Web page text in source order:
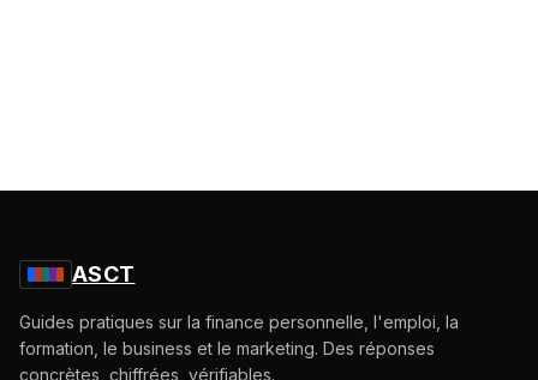
ASCT
Guides pratiques sur la finance personnelle, l'emploi, la
formation, le business et le marketing. Des réponses
concrètes, chiffrées, vérifiables.